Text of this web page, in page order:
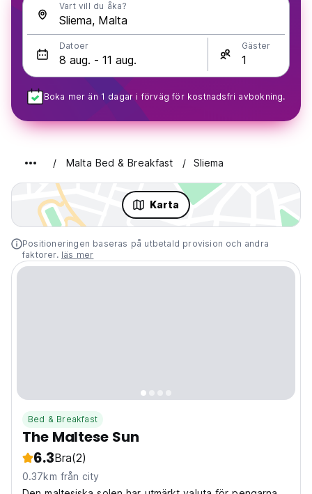
Vart vill du åka?
Datoer Gäster
Boka mer än 1 dagar i förväg för kostnadsfri avbokning.
Malta Bed & Breakfast Sliema
Karta
Positioneringen baseras på utbetald provision och andra
faktorer. läs mer
Bed & Breakfast
The Maltese Sun
6.3Bra(2)
0.37km från city